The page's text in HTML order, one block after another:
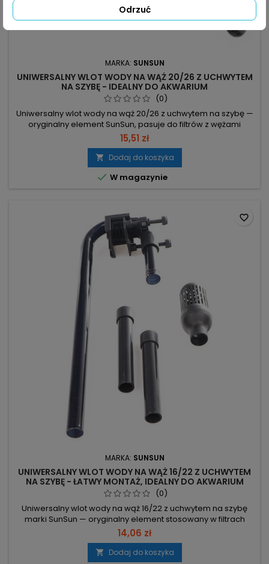
MARKA: SUNSUN
UNIWERSALNY WLOT WODY NA WĄŻ 20/26 Z UCHWYTEM
NA SZYBĘ - IDEALNY DO AKWARIUM
(0)
Uniwersalny wlot wody na wąż 20/26 z uchwytem na szybę —
oryginalny element SunSun, pasuje do filtrów z wężami
Ø20/26 (Tetra, JBL, OASE, Aquael, Eheim i inne). Średnica
20/26 mm — dopasowanie do węża 20 mm wew. / 26 mm
zew. Oryginalny SunSun — identyczny z wylotami z filtrów
SunSun z 2019 r. Kompletny zestaw — koszyk filtracyjny,
uchwyt na szybę...
15,51 zł
 Dodaj do koszyka
 W magazynie
MARKA: SUNSUN
UNIWERSALNY WLOT WODY NA WĄŻ 16/22 Z UCHWYTEM
NA SZYBĘ - ŁATWY MONTAŻ, IDEALNY DO AKWARIUM
(0)
Uniwersalny wlot wody na wąż 16/22 z uchwytem na szybę
marki SunSun — oryginalny element stosowany w filtrach
SunSun od 2019 r., pasuje do filtrów z wężami 16/22. Rozmiar
16/22 – pasuje do węży Ø16 mm (wew.) / Ø22 mm (zew.),
kompatybilny z Tetra, JBL, OASE, Aquael, SunSun, Eheim i
14,06 zł
 Dodaj do koszyka
favorite_border
Odrzuć